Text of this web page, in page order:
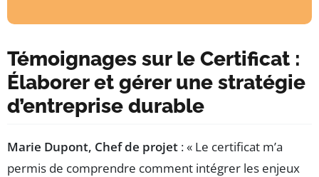
Témoignages sur le Certificat :
Élaborer et gérer une stratégie
d’entreprise durable
Marie Dupont, Chef de projet : « Le certificat m’a
permis de comprendre comment intégrer les enjeux